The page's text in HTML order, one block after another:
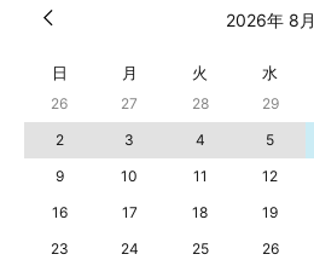
2026年 8月
日 月 火 水
26 27 28 29
2
3 4 5
9
10 11 12
16
17 18 19
23
24 25 26